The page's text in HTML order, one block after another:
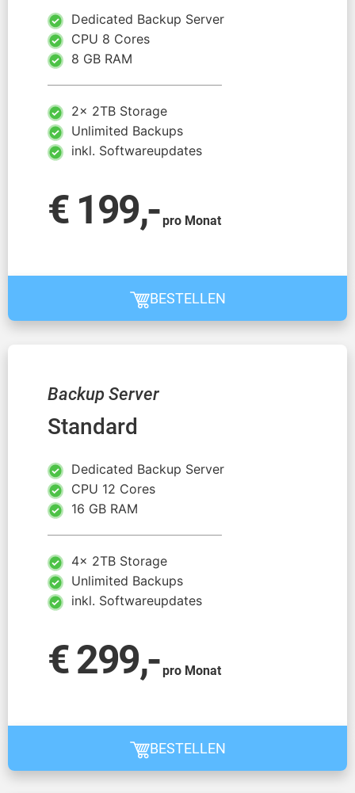
Dedicated Backup Server
CPU 8 Cores
8 GB RAM
2x 2TB Storage
Unlimited Backups
inkl. Softwareupdates
€ 199,-pro Monat
BESTELLEN
Backup Server
Standard
Dedicated Backup Server
CPU 12 Cores
16 GB RAM
4x 2TB Storage
Unlimited Backups
inkl. Softwareupdates
€ 299,-pro Monat
BESTELLEN